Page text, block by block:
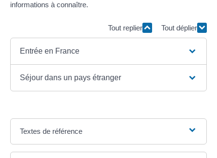
informations à connaître.
Tout replier Tout déplier
Entrée en France
Séjour dans un pays étranger
Textes de référence